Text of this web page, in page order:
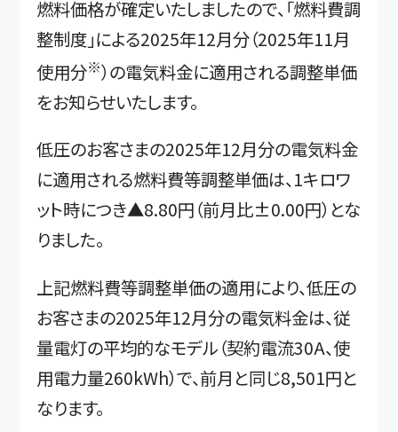
燃料価格が確定いたしましたので、「燃料費調
整制度」による2025年12月分（2025年11月
使用分※）の電気料金に適用される調整単価
をお知らせいたします。
低圧のお客さまの2025年12月分の電気料金
に適用される燃料費等調整単価は、1キロワ
ット時につき▲8.80円（前月比±0.00円）とな
りました。
上記燃料費等調整単価の適用により、低圧の
お客さまの2025年12月分の電気料金は、従
量電灯の平均的なモデル（契約電流30A、使
用電力量260kWh）で、前月と同じ8,501円と
なります。